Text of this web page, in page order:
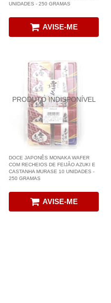
UNIDADES - 250 GRAMAS
AVISE-ME
DOCE JAPONÊS MONAKA WAFER
COM RECHEIOS DE FEIJÃO AZUKI E
CASTANHA MURASE 10 UNIDADES -
250 GRAMAS
AVISE-ME